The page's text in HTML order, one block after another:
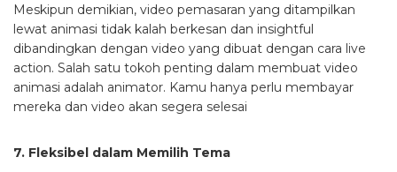
Meskipun demikian, video pemasaran yang ditampilkan
lewat animasi tidak kalah berkesan dan insightful
dibandingkan dengan video yang dibuat dengan cara live
action. Salah satu tokoh penting dalam membuat video
animasi adalah animator. Kamu hanya perlu membayar
mereka dan video akan segera selesai
7. Fleksibel dalam Memilih Tema